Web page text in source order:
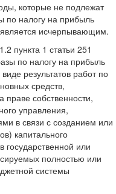
которые не подлежат
по налогу на прибыль
исчерпывающим.
пункта 1 статьи 251
по налогу на прибыль
результатов работ по
средств,
собственности,
управления,
в связи с созданием или
капитального
государственной или
полностью или
системы